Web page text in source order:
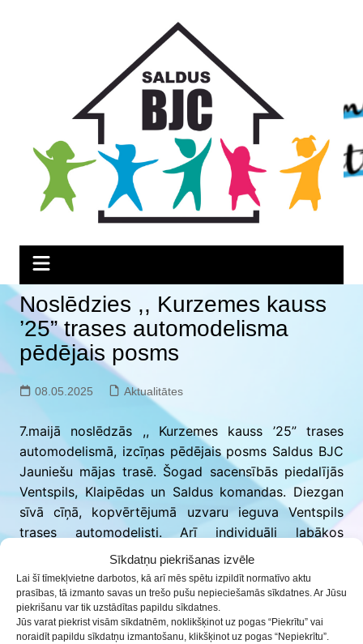
Sīkdatņu piekrišanas izvēle
Lai šī tīmekļvietne darbotos, kā arī mēs spētu izpildīt normatīvo aktu
prasības, tā izmanto savas un trešo pušu nepieciešamās sīkdatnes. Ar Jūsu
piekrišanu var tik uzstādītas papildu sīkdatnes.
Jūs varat piekrist visām sīkdatnēm, noklikšķinot uz pogas “Piekrītu” vai
noraidīt papildu sīkdatņu izmantošanu, klikšķinot uz pogas “Nepiekrītu”.
Noslēdzies ,, Kurzemes kauss
’25” trases automodelisma
pēdējais posms
08.05.2025 Aktualitātes
7.maijā noslēdzās ,, Kurzemes kauss ’25” trases
automodelismā, izcīņas pēdējais posms Saldus BJC
Jauniešu mājas trasē. Šogad sacensībās piedalījās
Ventspils, Klaipēdas un Saldus komandas. Diezgan
sīvā cīņā, kopvērtējumā uzvaru ieguva Ventspils
trases automodelisti. Arī individuāli labākos
rezultātus parādīja ventspilnieki.
Saldus komandas labāko rezultātu parādīja Emīls
Beierbahs, kurš iesācēju klasē ieguva otro vietu un
sudraba medaļu.
Saldus posma rezultāti: